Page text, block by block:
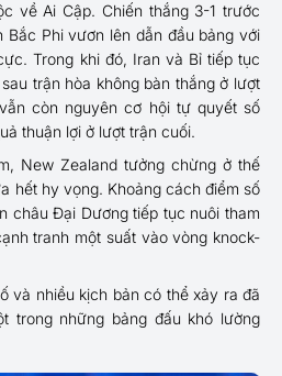
về Ai Cập. Chiến thắng 3-1 trước
Bắc Phi vươn lên dẫn đầu bảng với
Trong khi đó, Iran và Bỉ tiếp tục
trận hòa không bàn thắng ở lượt
còn nguyên cơ hội tự quyết số
thuận lợi ở lượt trận cuối.
New Zealand tưởng chừng ở thế
hết hy vọng. Khoảng cách điểm số
châu Đại Dương tiếp tục nuôi tham
tranh một suất vào vòng knock-
và nhiều kịch bản có thể xảy ra đã
trong những bảng đấu khó lường